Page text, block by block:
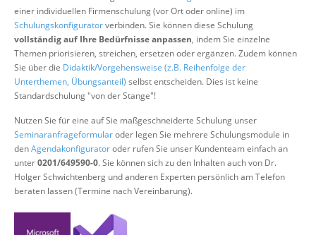
einer individuellen Firmenschulung (vor Ort oder online) im
Schulungskonfiguratorverbinden. Sie können diese Schulung
vollständig auf Ihre Bedürfnisse anpassen, indem Sie einzelne
Themen priorisieren, streichen, ersetzen oder ergänzen. Zudem können
Sie über die Didaktik/Vorgehensweise (z.B. Reihenfolge der
Unterthemen, Übungsanteil) selbst entscheiden. Dies ist keine
Standardschulung "von der Stange"!
Nutzen Sie für eine auf Sie maßgeschneiderte Schulung unser
Seminaranfrageformularoder legen Sie mehrere Schulungsmodule in
denAgendakonfiguratoroder rufen Sie unser Kundenteam einfach an
unter0201/649590-0. Sie können sich zu den Inhalten auch von Dr.
Holger Schwichtenberg und anderen Experten persönlich am Telefon
beraten lassen (Termine nach Vereinbarung).